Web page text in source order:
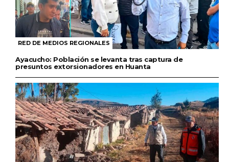
RED DE MEDIOS REGIONALES
Ayacucho: Población se levanta tras captura de
presuntos extorsionadores en Huanta